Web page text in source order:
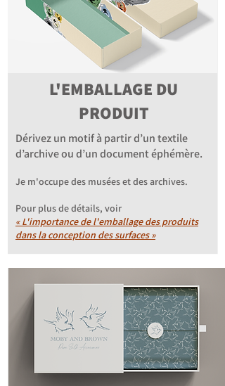
L'EMBALLAGE DU
PRODUIT
Dérivez un motif à partir d’un textile
d’archive ou d’un document éphémère.
Je m'occupe des musées et des archives.
Pour plus de détails, voir
« L'importance de l'emballage des produits
dans la conception des surfaces »